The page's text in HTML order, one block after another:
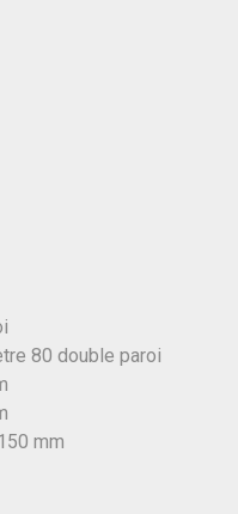
80 double paroi
mm